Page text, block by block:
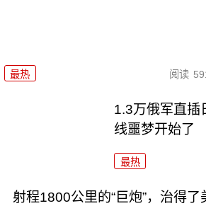
最热 阅读
1.3万俄军直插
线噩梦开始了
最热
射程1800公里的“巨炮”，治得了